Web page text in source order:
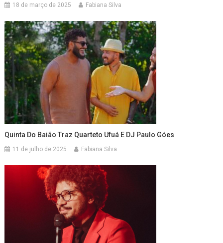
18 de março de 2025 Fabiana Silva
Quinta Do Baião Traz Quarteto Ufuá E DJ Paulo Góes
11 de julho de 2025 Fabiana Silva